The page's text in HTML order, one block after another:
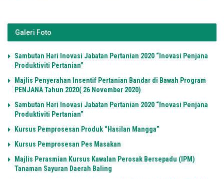
Galeri Foto
Sambutan Hari Inovasi Jabatan Pertanian 2020 “Inovasi Penjana
Produktiviti Pertanian”
Majlis Penyerahan Insentif Pertanian Bandar di Bawah Program
PENJANA Tahun 2020( 26 November 2020)
Sambutan Hari Inovasi Jabatan Pertanian 2020 “Inovasi Penjana
Produktiviti Pertanian”
Kursus Pemprosesan Produk “Hasilan Mangga”
Kursus Pemprosesan Pes Masakan
Majlis Perasmian Kursus Kawalan Perosak Bersepadu (IPM)
Tanaman Sayuran Daerah Baling